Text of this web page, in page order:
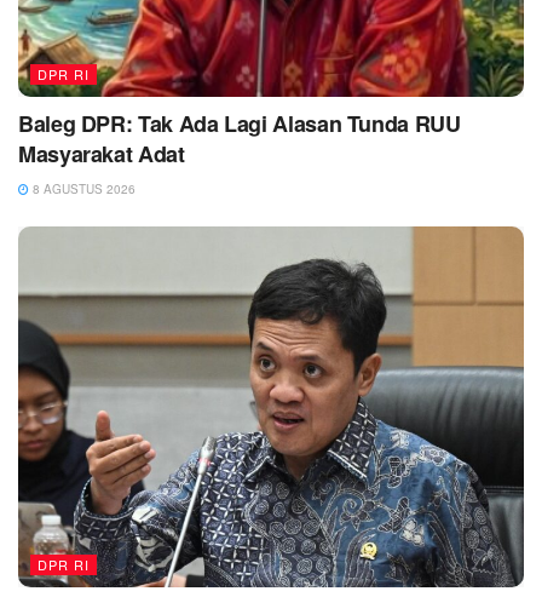
DPR RI
Baleg DPR: Tak Ada Lagi Alasan Tunda RUU
Masyarakat Adat
8 AGUSTUS 2026
DPR RI